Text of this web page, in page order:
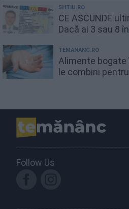
SHTIU.RO
CE ASCUNDE
Dacă ai 3 sau 8
TEMANANC.RO
Alimente bogate
le combini
Follow Us